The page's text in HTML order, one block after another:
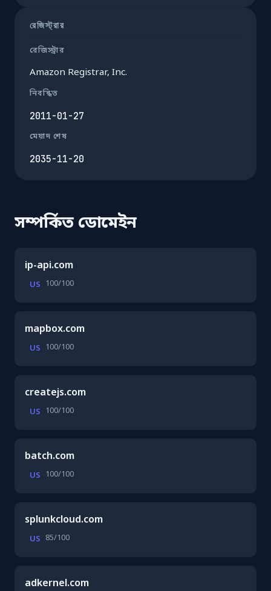
রেজিস্ট্রার
রেজিস্ট্রার
Amazon Registrar, Inc.
নিবন্ধিত
2011-01-27
মেয়াদ শেষ
2035-11-20
সম্পর্কিত ডোমেইন
ip-api.com
US 100/100
mapbox.com
US 100/100
createjs.com
US 100/100
batch.com
US 100/100
splunkcloud.com
US 85/100
adkernel.com